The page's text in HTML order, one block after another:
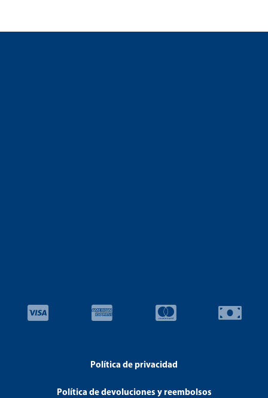
Política de privacidad
Política de devoluciones y reembolsos